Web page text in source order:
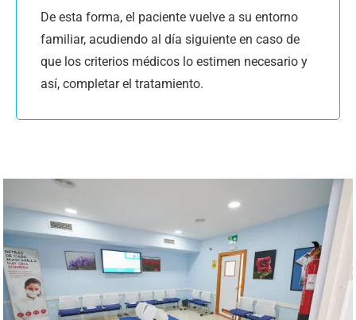
De esta forma, el paciente vuelve a su entorno
familiar, acudiendo al día siguiente en caso de
que los criterios médicos lo estimen necesario y
así, completar el tratamiento.